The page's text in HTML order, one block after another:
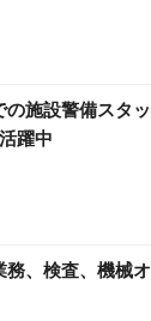
施設警備スタ
躍中
務、検査、機械